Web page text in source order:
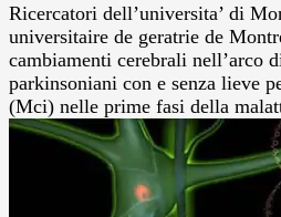
Ricercatori dell’universita’ di
universitaire de geratrie de
cambiamenti cerebrali nell’arco
parkinsoniani con e senza lieve
(Mci) nelle prime fasi della